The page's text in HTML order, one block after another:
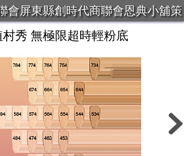
會屏東縣創時代商聯會恩典小舖策
村秀 無極限超時輕粉底